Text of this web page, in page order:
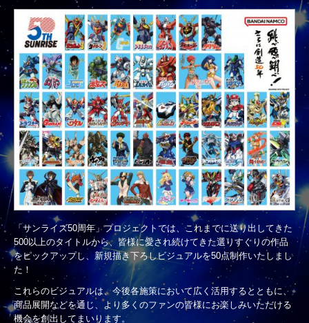
「サンライズ50周年」プロジェクトでは、これまでに送り出してきた
500以上のタイトルから、皆様に愛され続けてきた選りすぐりの作品
をピックアップし、新規描き下ろしビジュアルを50点制作いたしまし
た！
これらのビジュアルは、今後各施策において広く活用するとともに、
商品展開などを通じ、より多くのファンの皆様にお楽しみいただける
機会を創出してまいります。